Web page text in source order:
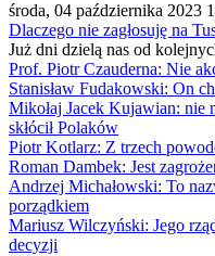
środa, 04 października 2023
Dlaczego nie zagłosuję na
Już dni dzielą nas od
Prof. Piotr Czauderna: Nie
Stanisław Fudakowski: On
Mikołaj Jacek Kujawian: nie
skłócił Polaków
Piotr Kotlarz: Z trzech
Roman Dambek: Jest
Andrzej Michałowski: To
porządkiem
Mariusz Wilczyński: Jego
decyzji